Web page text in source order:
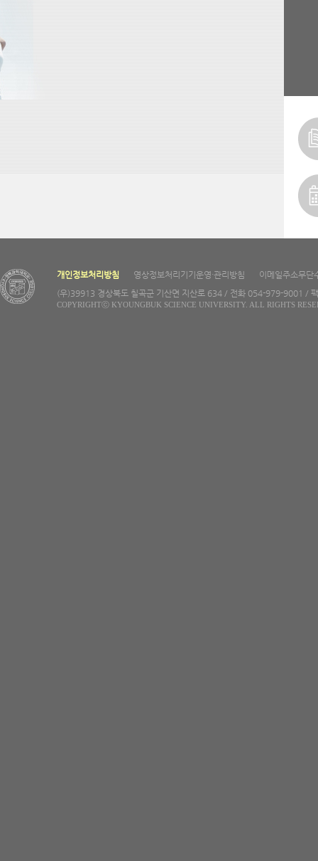
개인정보처리방침 영상정보처리기기운영·관리방침
이메일주소무단
(우)39913 경상북도 칠곡군 기산면 지산로 634 / 전화 054-979-9001 /
COPYRIGHTⓒ KYOUNGBUK SCIENCE UNIVERSITY. ALL RIGHTS